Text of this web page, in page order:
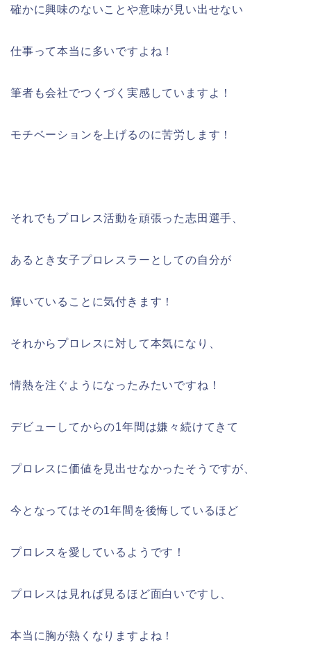
確かに興味のないことや意味が見い出せない
仕事って本当に多いですよね！
筆者も会社でつくづく実感していますよ！
モチベーションを上げるのに苦労します！
それでもプロレス活動を頑張った志田選手、
あるとき女子プロレスラーとしての自分が
輝いていることに気付きます！
それからプロレスに対して本気になり、
情熱を注ぐようになったみたいですね！
デビューしてからの1年間は嫌々続けてきて
プロレスに価値を見出せなかったそうですが、
今となってはその1年間を後悔しているほど
プロレスを愛しているようです！
プロレスは見れば見るほど面白いですし、
本当に胸が熱くなりますよね！